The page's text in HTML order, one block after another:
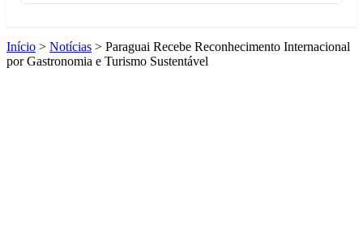
Início > Notícias > Paraguai Recebe Reconhecimento Internacional
por Gastronomia e Turismo Sustentável